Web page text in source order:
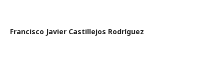
Francisco Javier Castillejos Rodríguez